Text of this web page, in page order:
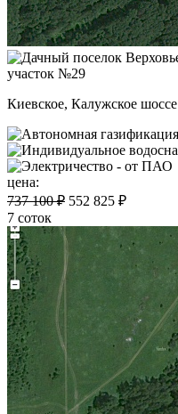
участок №29
Киевское, Калужское шоссе
цена:
737 100 ₽ 552 825 ₽
7 соток